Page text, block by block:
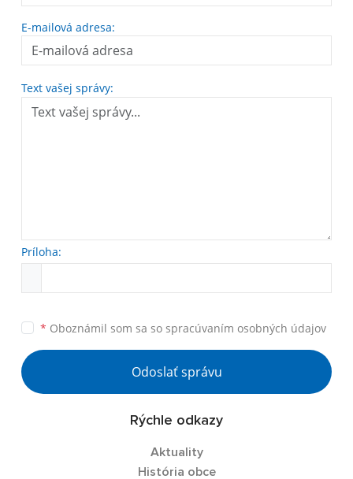
E-mailová adresa:
Text vašej správy:
Príloha:
* Oboznámil som sa so spracúvaním osobných údajov
Odoslať správu
Rýchle odkazy
Aktuality
História obce